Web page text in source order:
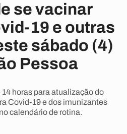
se vacinar
19 e outras
sábado (4)
Pessoa
horas para atualização do
Covid-19 e dos imunizantes
calendário de rotina.